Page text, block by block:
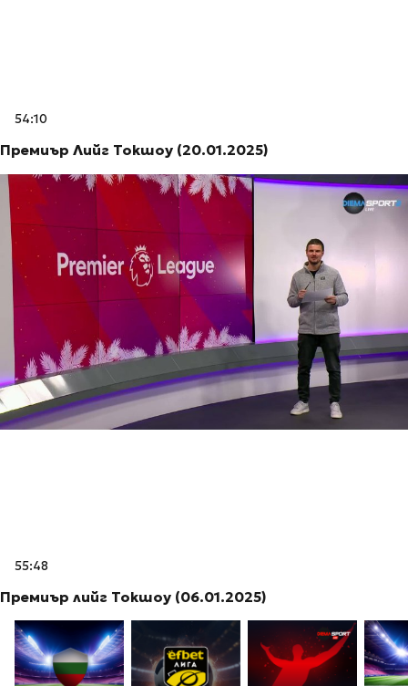
54:10
Премиър Лийг Токшоу (20.01.2025)
55:48
Премиър лийг Токшоу (06.01.2025)